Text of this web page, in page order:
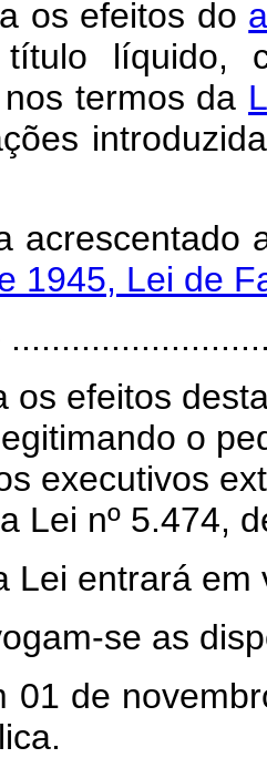
os efeitos do
título
termos da
acrescentado
1945, Lei de
os efeitos
o
executivos
Lei nº 5.474,
Lei entrará
se as
01 de